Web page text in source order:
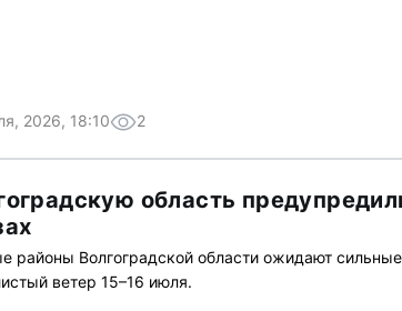
2026, 18:10 2
область
районы Волгоградской области ожидают
ветер 15–16 июля.